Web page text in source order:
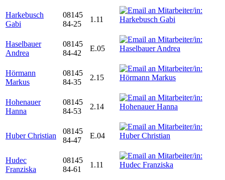
Harkebusch
Gabi
08145
84-25
1.11
Haselbauer
Andrea
08145
84-42
E.05
Hörmann
Markus
08145
84-35
2.15
Hohenauer
Hanna
08145
84-53
2.14
Huber Christian
08145
84-47
E.04
Hudec
Franziska
08145
84-61
1.11